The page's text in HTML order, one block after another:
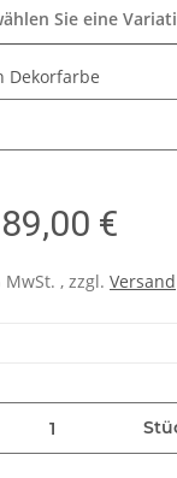
Sie eine
Dekorfarbe
€
MwSt. , zzgl. Versand